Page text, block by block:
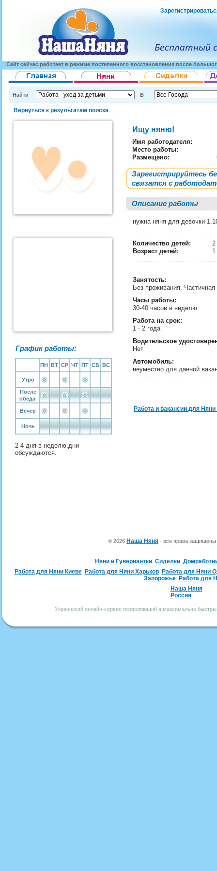
Сайт сейчас работает в режиме постепенного восстановления после
Найти В
Вернуться к результатам поиска
График работы:
ПН ВТ СР ЧТ ПТ СБ ВС
Утро
После
обеда
Вечер
Ночь
2-4 дня в неделю.дни
обсуждаются.
Ищу няню!
Имя работодателя:
Место работы:
Размещено:
Зарегистрируйтесь
связатся с
Описание работы
нужна няня для девочки
Количество детей:
2
Возраст детей:
Занятость:
Без проживания, Частичная
Часы работы:
30-40 часов в неделю
Работа на срок:
1 - 2 года
Водительское
Нет
Автомобиль:
неуместно для данной
Работа и вакансии для
© 2026 Наша Няня - все права
Няни и Гувернантки Сиделки
Работа для Няни Киеве
Работа для Няни Харьков
Работа для Няни
Запорожье
Работа для
Наша Няня
Россия
Украинский онлайн-сервис позволяющий в максимально